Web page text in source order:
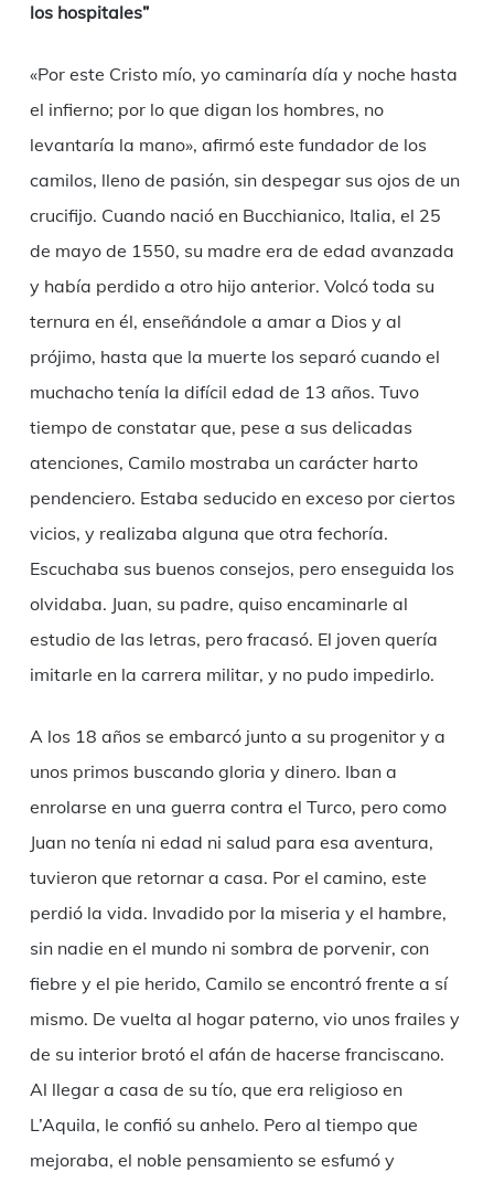
los hospitales”
«Por este Cristo mío, yo caminaría día y noche hasta
el infierno; por lo que digan los hombres, no
levantaría la mano», afirmó este fundador de los
camilos, lleno de pasión, sin despegar sus ojos de un
crucifijo. Cuando nació en Bucchianico, Italia, el 25
de mayo de 1550, su madre era de edad avanzada
y había perdido a otro hijo anterior. Volcó toda su
ternura en él, enseñándole a amar a Dios y al
prójimo, hasta que la muerte los separó cuando el
muchacho tenía la difícil edad de 13 años. Tuvo
tiempo de constatar que, pese a sus delicadas
atenciones, Camilo mostraba un carácter harto
pendenciero. Estaba seducido en exceso por ciertos
vicios, y realizaba alguna que otra fechoría.
Escuchaba sus buenos consejos, pero enseguida los
olvidaba. Juan, su padre, quiso encaminarle al
estudio de las letras, pero fracasó. El joven quería
imitarle en la carrera militar, y no pudo impedirlo.
A los 18 años se embarcó junto a su progenitor y a
unos primos buscando gloria y dinero. Iban a
enrolarse en una guerra contra el Turco, pero como
Juan no tenía ni edad ni salud para esa aventura,
tuvieron que retornar a casa. Por el camino, este
perdió la vida. Invadido por la miseria y el hambre,
sin nadie en el mundo ni sombra de porvenir, con
fiebre y el pie herido, Camilo se encontró frente a sí
mismo. De vuelta al hogar paterno, vio unos frailes y
de su interior brotó el afán de hacerse franciscano.
Al llegar a casa de su tío, que era religioso en
L’Aquila, le confió su anhelo. Pero al tiempo que
mejoraba, el noble pensamiento se esfumó y